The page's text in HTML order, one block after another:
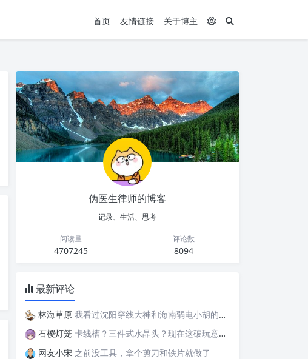
首页 友情链接 关于博主
伪医生律师的博客
记录、生活、思考
阅读量
4707245
评论数
8094
最新评论
林海草原 我看过沈阳穿线大神和海南弱电小胡的视频，他们做这些的熟练程度，是不是也是建立在这些翻车之上的....
石樱灯笼 卡线槽？三件式水晶头？现在这破玩意变得这么复杂了？
网友小宋 之前没工具，拿个剪刀和铁片就做了